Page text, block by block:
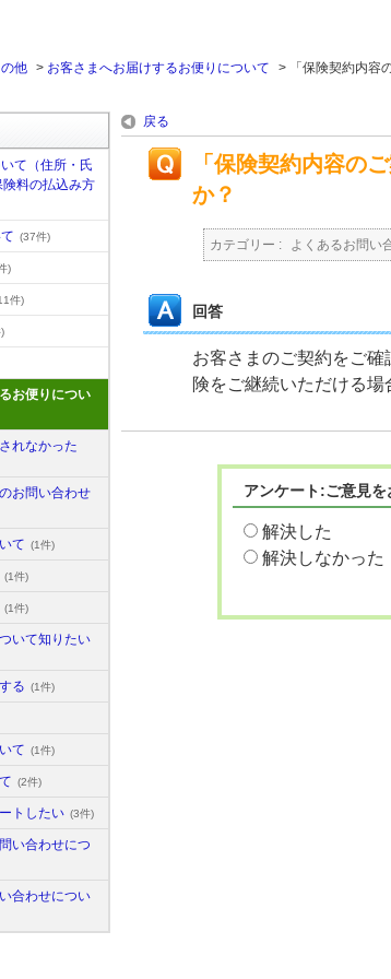
他 > お客さまへお届けするお便りについて >
「保険契約内
て（住所・氏
料の払込み方
(37件)
)
件)
お便りについ
れなかった
お問い合わせ
て (1件)
(1件)
(1件)
いて知りたい
る (1件)
て (1件)
(2件)
トしたい (3件)
い合わせにつ
合わせについ
戻る
「保険契約内容の
か？
カテゴリー : よくあるお問い
回答
お客さまのご契約をご
険をご継続いただける
アンケート:ご意見
解決した
解決しなかった